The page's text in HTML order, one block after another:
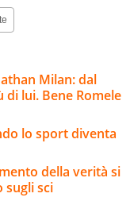
Milan: dal
di lui. Bene Romele
lo sport diventa
della verità si
sugli sci